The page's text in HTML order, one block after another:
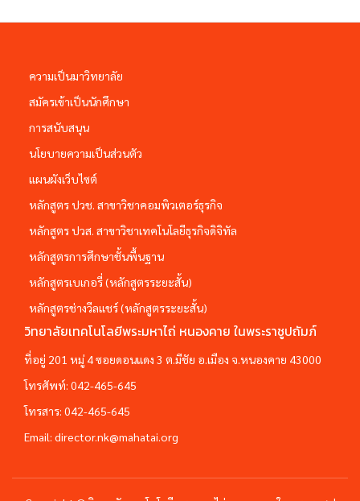
ความเป็นมาวิทยาลัย
สมัครเข้าเป็นนักศึกษา
การสนับสนุน
นโยบายความเป็นส่วนตัว
แผนผังเว็บไซต์
หลักสูตร ปวช. สาขาวิชาคอมพิวเตอร์ธุรกิจ
หลักสูตร ปวส. สาขาวิชาเทคโนโลยีธุรกิจดิจิทัล
หลักสูตรการศึกษาชั้นพื้นฐาน
หลักสูตรเบเกอรี่ (หลักสูตรระยะสั้น)
หลักสูตรช่างวีลแชร์ (หลักสูตรระยะสั้น)
วิทยาลัยเทคโนโลยีพระมหาไถ่ หนองคาย ในพระราชูปถัมภ์
ที่อยู่ 201 หมู่ 4 ซอยดอนแดง 3 ต.มีชัย อ.เมือง จ.หนองคาย 43000
โทรศัพท์: 042-465-645
โทรสาร: 042-465-645
Email: director.nk@mahatai.org